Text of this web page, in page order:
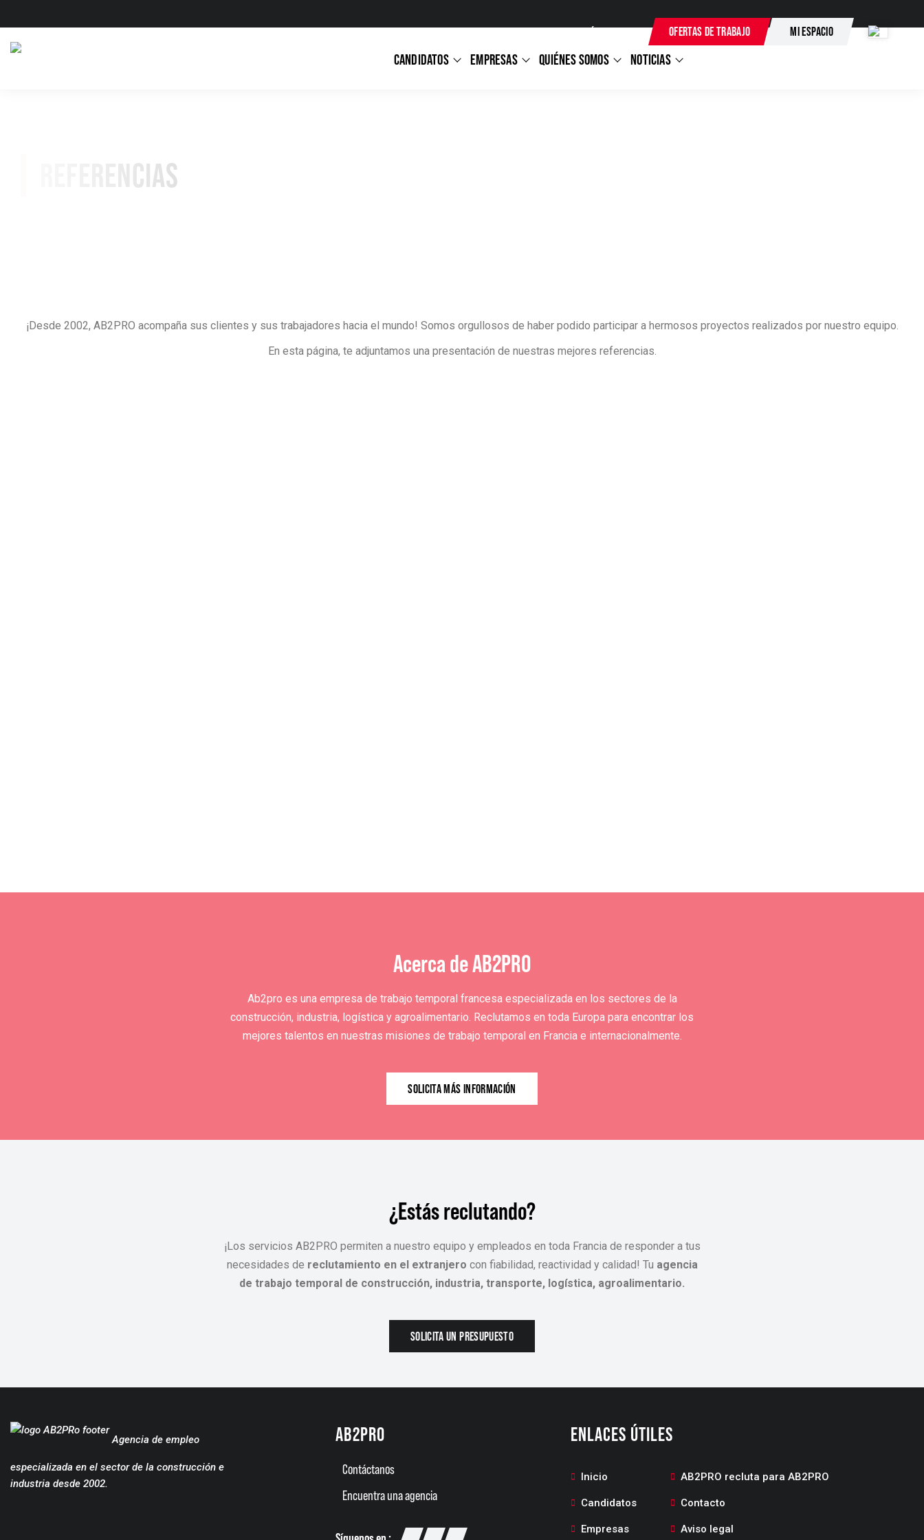
OFERTAS DE TRABAJO MI ESPACIO
CANDIDATOS EMPRESAS QUIÉNES SOMOS NOTICIAS
REFERENCIAS
¡Desde 2002, AB2PRO acompaña sus clientes y sus trabajadores hacia el mundo! Somos orgullosos de haber podido participar a hermosos proyectos realizados por nuestro equipo.
En esta página, te adjuntamos una presentación de nuestras mejores referencias.
Acerca de AB2PRO
Ab2pro es una empresa de trabajo temporal francesa especializada en los sectores de la
construcción, industria, logística y agroalimentario. Reclutamos en toda Europa para encontrar los
mejores talentos en nuestras misiones de trabajo temporal en Francia e internacionalmente.
SOLICITA MÁS INFORMACIÓN
¿Estás reclutando?
¡Los servicios AB2PRO permiten a nuestro equipo y empleados en toda Francia de responder a tus
necesidades de reclutamiento en el extranjero con fiabilidad, reactividad y calidad! Tu agencia
de trabajo temporal de construcción, industria, transporte, logística, agroalimentario.
SOLICITA UN PRESUPUESTO
Agencia de empleo
especializada en el sector de la construcción e
industria desde 2002.
AB2PRO
Contáctanos
Encuentra una agencia
ENLACES ÚTILES
Inicio
Candidatos
Empresas
AB2PRO recluta para AB2PRO
Contacto
Aviso legal